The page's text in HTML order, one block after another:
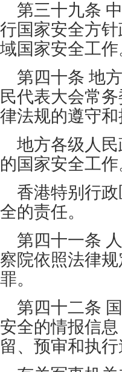
第三十九条
行国家安全方
域国家安全工作
第四十条 地
民代表大会常
律法规的遵守和
地方各级人民
的国家安全工作
香港特别行政
全的责任。
第四十一条
察院依照法律
罪。
第四十二条
安全的情报信
留、预审和执